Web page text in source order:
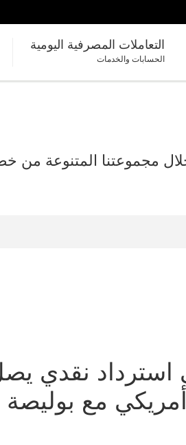
التعاملات المصرفية اليومية
الحسابات والخدمات
مجموعتنا المتنوعة من
نقدي
أمريكي مع